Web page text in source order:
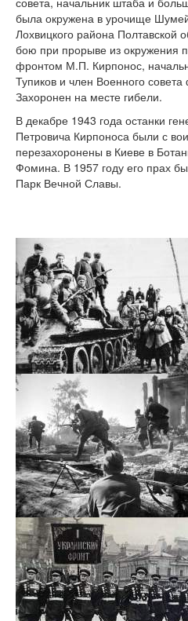
была окружена в урочище
Лохвицкого района Полтавской
бою при прорыве из окружения
фронтом М.П. Кирпонос,
Тупиков и член Военного
Захоронен на месте гибели.
В декабре 1943 года останки
Петро­вича Кирпоноса были с
перезахоронены в Кие­ве в
Фомина. В 1957 году его прах
Парк Вечной Славы.